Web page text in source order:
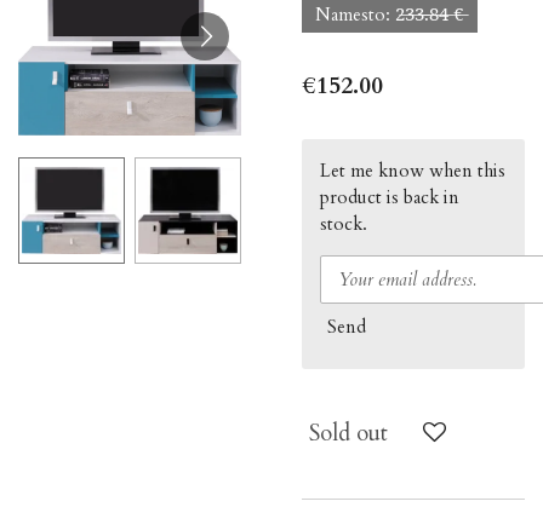
Namesto: 2̶3̶3̶.̶8̶4̶ €̶
€152.00
Let me know when this
product is back in
stock.
Send
Sold out